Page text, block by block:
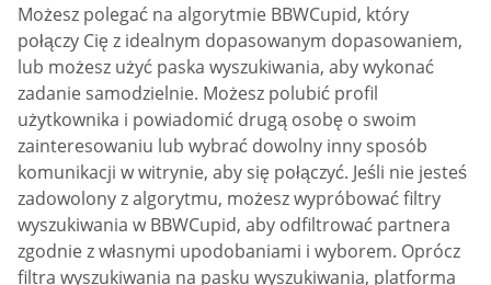
Możesz polegać na algorytmie BBWCupid, który
połączy Cię z idealnym dopasowanym dopasowaniem,
lub możesz użyć paska wyszukiwania, aby wykonać
zadanie samodzielnie. Możesz polubić profil
użytkownika i powiadomić drugą osobę o swoim
zainteresowaniu lub wybrać dowolny inny sposób
komunikacji w witrynie, aby się połączyć. Jeśli nie jesteś
zadowolony z algorytmu, możesz wypróbować filtry
wyszukiwania w BBWCupid, aby odfiltrować partnera
zgodnie z własnymi upodobaniami i wyborem. Oprócz
filtra wyszukiwania na pasku wyszukiwania, platforma